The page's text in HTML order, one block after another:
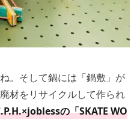
。そして鍋には「鍋敷」が
材をリサイクルして作られ
の「SKATE WO